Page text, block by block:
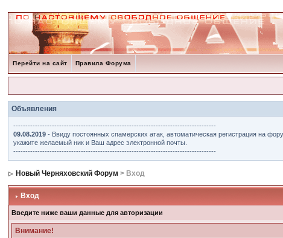
Перейти на сайт Правила Форума
Объявления
------------------------------------------------------------------------------------
09.08.2019 - Ввиду постоянных спамерских атак, автоматическая регистрация на
укажите желаемый ник и Ваш адрес электронной почты.
------------------------------------------------------------------------------------
Новый Черняховский Форум > Вход
Вход
Введите ниже ваши данные для авторизации
Внимание!